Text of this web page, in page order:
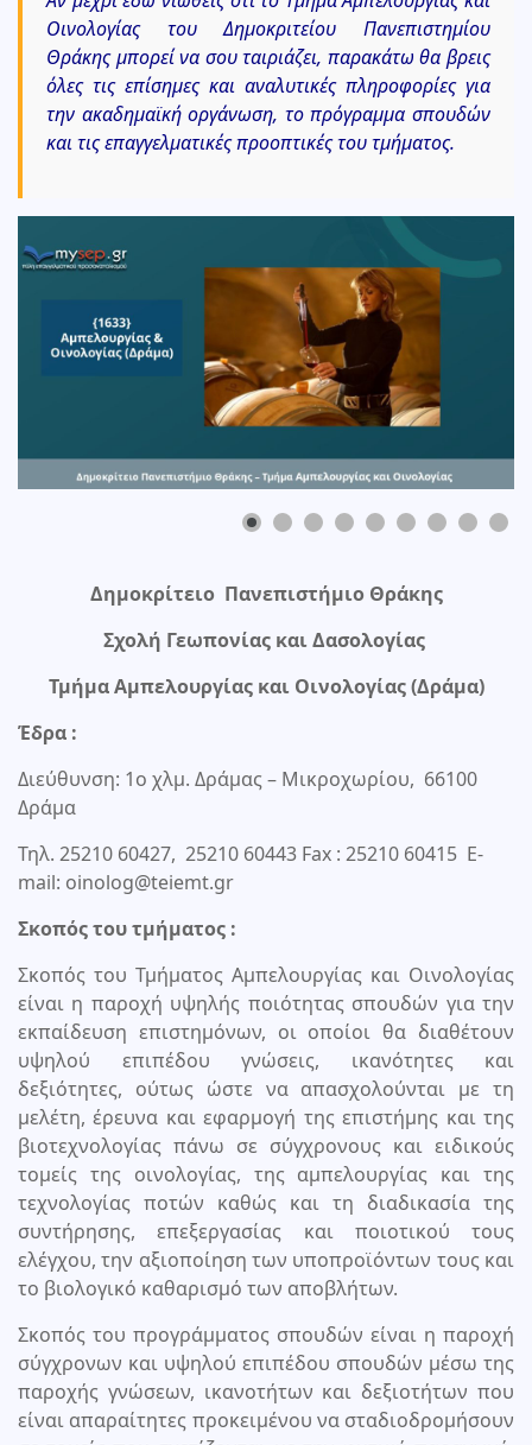
Οινολογίας του Δημοκριτείου Πανεπιστημίου
Θράκης μπορεί να σου ταιριάζει, παρακάτω θα βρεις
όλες τις επίσημες και αναλυτικές πληροφορίες για
την ακαδημαϊκή οργάνωση, το πρόγραμμα σπουδών
και τις επαγγελματικές προοπτικές του τμήματος.
Δημοκρίτειο Πανεπιστήμιο Θράκης
Σχολή Γεωπονίας και Δασολογίας
Τμήμα Αμπελουργίας και Οινολογίας (Δράμα)
Έδρα :
Διεύθυνση: 1ο χλμ. Δράμας – Μικροχωρίου, 66100
Δράμα
Τηλ. 25210 60427, 25210 60443 Fax : 25210 60415 E-
mail: oinolog@teiemt.gr
Σκοπός του τμήματος :
Σκοπός του Τμήματος Αμπελουργίας και Οινολογίας
είναι η παροχή υψηλής ποιότητας σπουδών για την
εκπαίδευση επιστημόνων, οι οποίοι θα διαθέτουν
υψηλού επιπέδου γνώσεις, ικανότητες και
δεξιότητες, ούτως ώστε να απασχολούνται με τη
μελέτη, έρευνα και εφαρμογή της επιστήμης και της
βιοτεχνολογίας πάνω σε σύγχρονους και ειδικούς
τομείς της οινολογίας, της αμπελουργίας και της
τεχνολογίας ποτών καθώς και τη διαδικασία της
συντήρησης, επεξεργασίας και ποιοτικού τους
ελέγχου, την αξιοποίηση των υποπροϊόντων τους και
το βιολογικό καθαρισμό των αποβλήτων.
Σκοπός του προγράμματος σπουδών είναι η παροχή
σύγχρονων και υψηλού επιπέδου σπουδών μέσω της
παροχής γνώσεων, ικανοτήτων και δεξιοτήτων που
είναι απαραίτητες προκειμένου να σταδιοδρομήσουν